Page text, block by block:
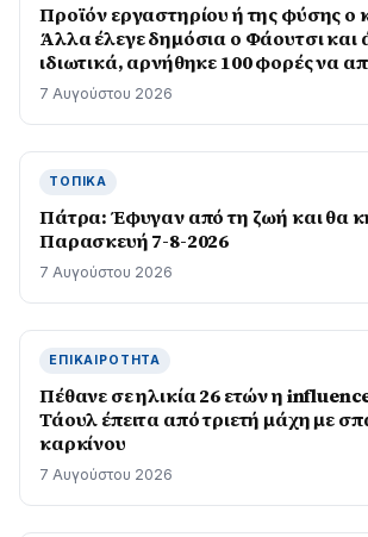
Προϊόν εργαστηρίου ή της φύσης ο
Άλλα έλεγε δημόσια ο Φάουτσι και
ιδιωτικά, αρνήθηκε 100 φορές να
Κογκρέσο
7 Αυγούστου 2026
ΤΟΠΙΚΆ
Πάτρα: Έφυγαν από τη ζωή και θα
Παρασκευή 7-8-2026
7 Αυγούστου 2026
ΕΠΙΚΑΙΡΌΤΗΤΑ
Πέθανε σε ηλικία 26 ετών η
Τάουλ έπειτα από τριετή μάχη με
καρκίνου
7 Αυγούστου 2026